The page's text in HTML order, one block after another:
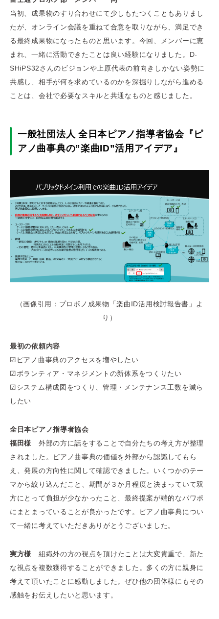
当初、成果物のすり合わせにて少しもたつくこともありまし
たが、オンライン会議を重ねて合意を取りながら、満足でき
る最終成果物になったものと思います。今回、メンバーに恵
まれ、一緒に活動できたことは良い経験になりました。D-
SHiPS32さんのビジョンや上原代表の前向きしかない姿勢に
共感し、相手が何を求めているのかを深掘りしながら進める
ことは、会社で必要なスキルと共通なものと感じました。
一般社団法人 全日本ピアノ指導者協会『ピ
アノ曲事典の”楽曲ID”活用アイデア』
（画像引用：プロボノ成果物「楽曲ID活用検討報告書」よ
り）
最初の依頼内容
☑ピアノ曲事典のアクセスを増やしたい
☑ボランティア・マネジメントの新体系をつくりたい
☑システム構成図をつくり、管理・メンテナンス工数を減ら
したい
全日本ピアノ指導者協会
福田様 外部の方に話をすることで自分たちの考え方が整理
されました。ピアノ曲事典の価値を外部から認識してもら
え、発展の方向性に関して確認できました。いくつかのテー
マから絞り込んだこと、期間が３か月程度と決まっていて双
方にとって負担が少なかったこと、最終提案が端的なパワポ
にまとまっていることが良かったです。ピアノ曲事典につい
て一緒に考えていただきありがとうございました。
実方様 組織外の方の視点を頂けたことは大変貴重で、新た
な視点を複数獲得することができました。多くの方に親身に
考えて頂いたことに感動しました。ぜひ他の団体様にもその
感触をお伝えしたいと思います。